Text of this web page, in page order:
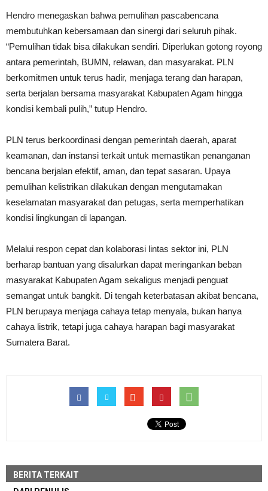
Hendro menegaskan bahwa pemulihan pascabencana
membutuhkan kebersamaan dan sinergi dari seluruh pihak.
“Pemulihan tidak bisa dilakukan sendiri. Diperlukan gotong royong
antara pemerintah, BUMN, relawan, dan masyarakat. PLN
berkomitmen untuk terus hadir, menjaga terang dan harapan,
serta berjalan bersama masyarakat Kabupaten Agam hingga
kondisi kembali pulih,” tutup Hendro.
PLN terus berkoordinasi dengan pemerintah daerah, aparat
keamanan, dan instansi terkait untuk memastikan penanganan
bencana berjalan efektif, aman, dan tepat sasaran. Upaya
pemulihan kelistrikan dilakukan dengan mengutamakan
keselamatan masyarakat dan petugas, serta memperhatikan
kondisi lingkungan di lapangan.
Melalui respon cepat dan kolaborasi lintas sektor ini, PLN
berharap bantuan yang disalurkan dapat meringankan beban
masyarakat Kabupaten Agam sekaligus menjadi penguat
semangat untuk bangkit. Di tengah keterbatasan akibat bencana,
PLN berupaya menjaga cahaya tetap menyala, bukan hanya
cahaya listrik, tetapi juga cahaya harapan bagi masyarakat
Sumatera Barat.
BERITA TERKAIT